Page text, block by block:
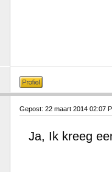
Gepost: 22 maart 2014 02:07
Ja, Ik kreeg